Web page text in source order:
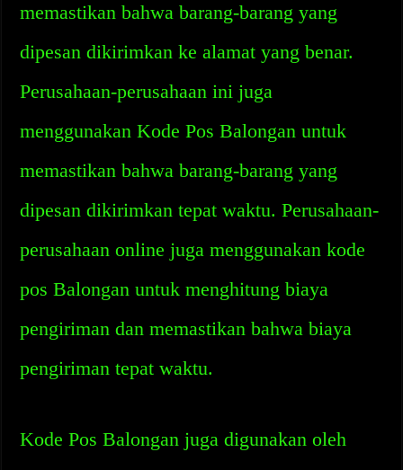
memastikan bahwa barang-barang yang
dipesan dikirimkan ke alamat yang benar.
Perusahaan-perusahaan ini juga
menggunakan Kode Pos Balongan untuk
memastikan bahwa barang-barang yang
dipesan dikirimkan tepat waktu. Perusahaan-
perusahaan online juga menggunakan kode
pos Balongan untuk menghitung biaya
pengiriman dan memastikan bahwa biaya
pengiriman tepat waktu.
Kode Pos Balongan juga digunakan oleh